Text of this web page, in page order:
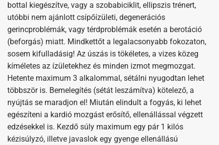
bottal kiegészítve, vagy a szobabiciklit, ellipszis trénert,
utóbbi nem ajánlott csípőízületi, degenerációs
gerincproblémák, vagy térdproblémák esetén a berotáció
(beforgás) miatt. Mindkettőt a legalacsonyabb fokozaton,
sosem kifulladásig! Az úszás is tökéletes, a vizes közeg
kíméletes az ízületekhez és minden izmot megmozgat.
Hetente maximum 3 alkalommal, sétálni nyugodtan lehet
többször is. Bemelegítés (sétát leszámítva) kötelező, a
nyújtás se maradjon el! Miután elindult a fogyás, ki lehet
egészíteni a kardió mozgást erősítő, ellenállással végzett
edzésekkel is. Kezdő súly maximum egy pár 1 kilós
kézisúlyzó, illetve javaslok egy gyenge ellenállású